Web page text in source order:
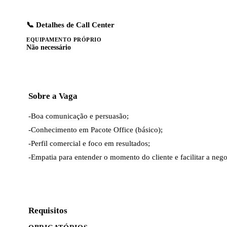
📞 Detalhes de Call Center
EQUIPAMENTO PRÓPRIO
Não necessário
Sobre a Vaga
-Boa comunicação e persuasão;
-Conhecimento em Pacote Office (básico);
-Perfil comercial e foco em resultados;
-Empatia para entender o momento do cliente e facilitar a
Requisitos